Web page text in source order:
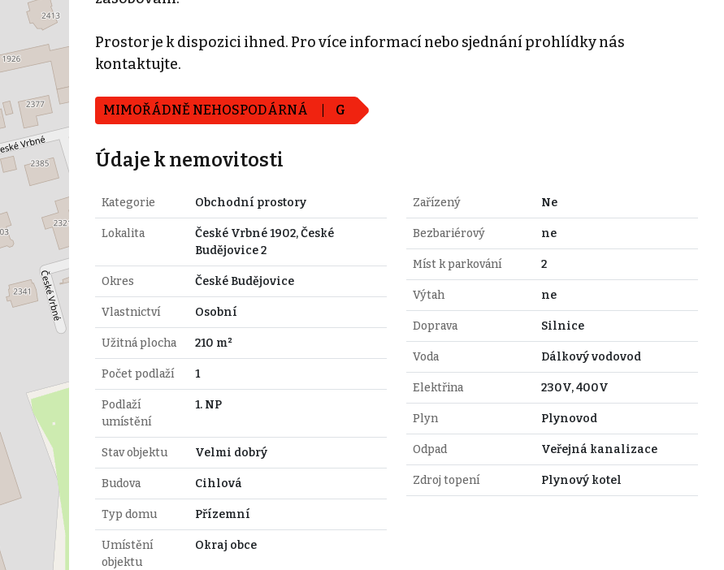
Prostor je k dispozici ihned. Pro více informací nebo sjednání prohlídky nás
kontaktujte.
MIMOŘÁDNĚ NEHOSPODÁRNÁ G
Údaje k nemovitosti
Kategorie Obchodní prostory
Lokalita
České Vrbné 1902, České
Budějovice 2
Okres České Budějovice
Vlastnictví Osobní
Užitná plocha 210 m²
Počet podlaží 1
Podlaží
umístění
1. NP
Stav objektu Velmi dobrý
Budova Cihlová
Typ domu Přízemní
Umístění
objektu
Okraj obce
Zařízený Ne
Bezbariérový ne
Míst k parkování 2
Výtah ne
Doprava Silnice
Voda Dálkový vodovod
Elektřina 230V, 400V
Plyn Plynovod
Odpad Veřejná kanalizace
Zdroj topení Plynový kotel